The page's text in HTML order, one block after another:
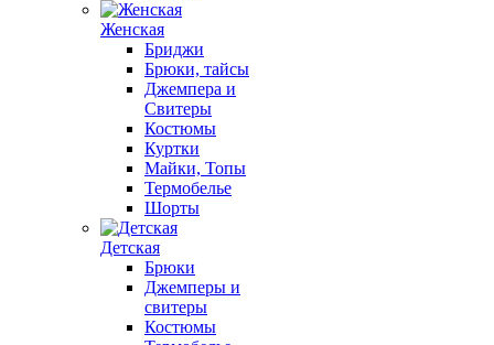
Женская
Бриджи
Брюки, тайсы
Джемпера и
Свитеры
Костюмы
Куртки
Майки, Топы
Термобелье
Шорты
Детская
Брюки
Джемперы и
свитеры
Костюмы